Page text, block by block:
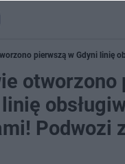
pierwszą w Gdyni linię
Podwozi